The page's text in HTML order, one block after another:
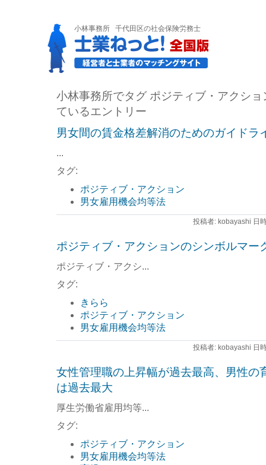
小林事務所 千代田区の社会保険労務士
小林事務所でタグ ポジティブ・アクシ
ているエントリー
男女間の賃金格差解消のためのガイドラ
...
タグ:
ポジティブ・アクション
男女雇用機会均等法
投稿者: kobayashi 日
ポジティブ・アクションのシンボルマー
ポジティブ・アクシ...
タグ:
きらら
ポジティブ・アクション
男女雇用機会均等法
投稿者: kobayashi 日
女性管理職の上昇幅が過去最高、男性の
は過去最大
厚生労働省雇用均等...
タグ:
ポジティブ・アクション
男女雇用機会均等法